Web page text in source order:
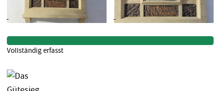
Vollständig erfasst